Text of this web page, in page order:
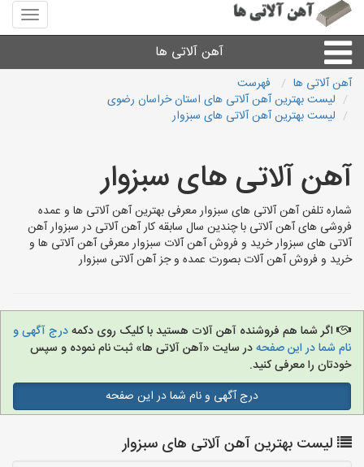
منوی
سایت
آلاتی
آهن آلاتی ها
میلگرد نبشی،مفتول
لوله و اتصالات
سایر آهن آلات
آهن آلاتی ها
فهرست
لیست بهترین آهن آلاتی های استان خراسان رضوی
لیست بهترین آهن آلاتی های سبزوار
آهن آلاتی های سبزوار
شماره تلفن آهن آلاتی های سبزوار معرفی بهترین آهن آلاتی ها و عمده
فروشی های آهن آلاتی با چندین سال سابقه کار آهن آلاتی در سبزوار آهن
آلاتی های سبزوار خرید و فروش آهن آلات سبزوار معرفی آهن آلاتی ها و
خرید و فروش آهن آلات بصورت عمده و جز آهن آلاتی سبزوار
اگر شما هم فروشنده آهن آلات هستید با کلیک روی دکمهدرج آگهی و
نام شما در این صفحهدر سایت «آهن آلاتی ها» ثبت نام نموده و سپس
خودتان را معرفی کنید.
درج آگهی و نام شما در این صفحه
لیست بهترین آهن آلاتی های سبزوار